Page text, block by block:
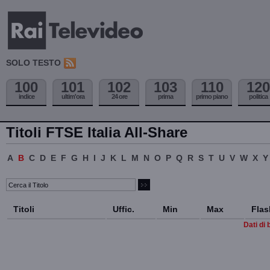
SOLO TESTO
100
indice
101
ultim'ora
102
24 ore
103
prima
110
primo piano
120
politica
Titoli FTSE Italia All-Share
A B C D E F G H I J K L M N O P Q R S T U V W X Y
Titoli Uffic. Min Max
Dati di